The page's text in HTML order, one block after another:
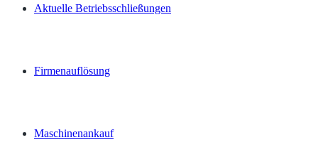
Aktuelle Betriebsschließungen
Firmenauflösung
Maschinenankauf